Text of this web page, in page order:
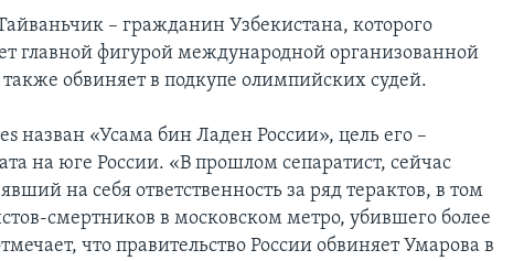
– гражданин Узбекистана, которого
главной фигурой международной организованной
обвиняет в подкупе олимпийских судей.
назван «Усама бин Ладен России», цель его –
на юге России. «В прошлом сепаратист, сейчас
на себя ответственность за ряд терактов, в том
смертников в московском метро, убившего более
что правительство России обвиняет Умарова в